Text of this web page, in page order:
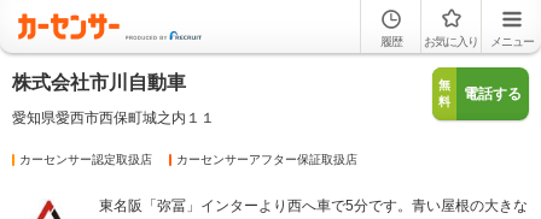
履歴 お気に入り メニュー
株式会社市川自動車
愛知県愛西市西保町城之内１１
無
料
電話する
カーセンサー認定取扱店 カーセンサーアフター保証取扱店
東名阪「弥冨」インターより西へ車で5分です。青い屋根の大きな